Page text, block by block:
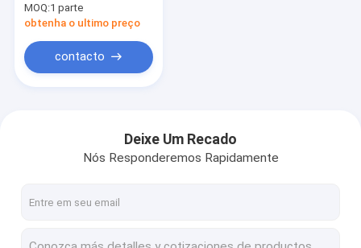
Contacte-nos
Notícia
Peça umas citações
Diamond Wire Saw Machine
MOQ:1 parte
obtenha o ultimo preço
contacto
Deixe Um Recado
Nós Responderemos Rapidamente